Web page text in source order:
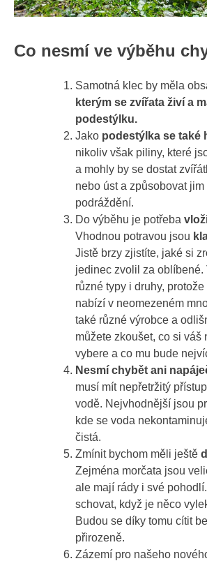
Co nesmí ve výběhu
Samotná klec by měla
kterým se zvířata živí a
podestýlku.
Jako podestýlka se také
nikoliv však piliny, které
a mohly by se dostat
nebo úst a způsobovat
podráždění.
Do výběhu je potřeba
Vhodnou potravou jsou
Jistě brzy zjistíte, jaké si
jedinec zvolil za oblíbené.
různé typy i druhy,
nabízí v neomezeném
také různé výrobce a
můžete zkoušet, co si váš
vybere a co mu bude
Nesmí chybět ani
musí mít nepřetržitý
vodě. Nejvhodnější jsou
kde se voda
čistá.
Zmínit bychom měli ještě
Zejména morčata jsou
ale mají rády i své
schovat, když je něco
Budou se díky tomu cítit
přirozeně.
Zázemí pro našeho